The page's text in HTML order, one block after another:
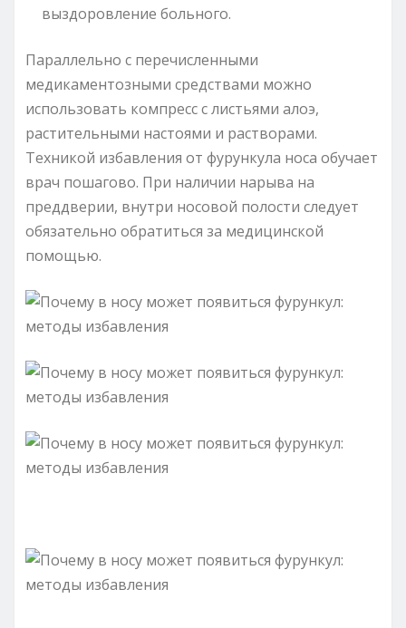
выздоровление больного.
Параллельно с перечисленными
медикаментозными средствами можно
использовать компресс с листьями алоэ,
растительными настоями и растворами.
Техникой избавления от фурункула носа обучает
врач пошагово. При наличии нарыва на
преддверии, внутри носовой полости следует
обязательно обратиться за медицинской
помощью.